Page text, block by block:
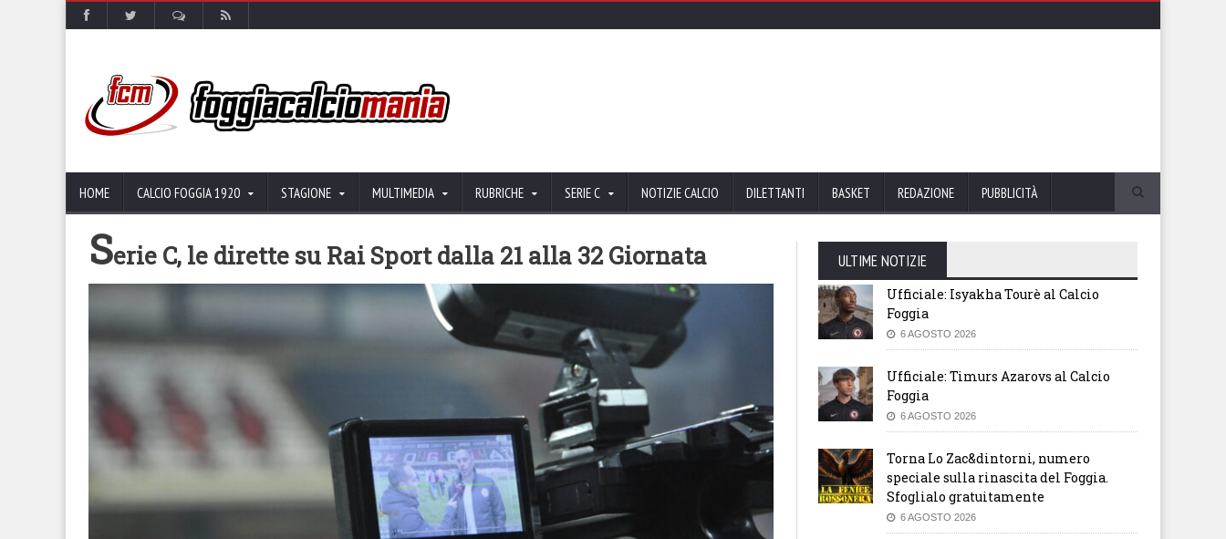
HOME CALCIO FOGGIA 1920 STAGIONE MULTIMEDIA RUBRICHE SERIE C NOTIZIE CALCIO DILETTANTI BASKET REDAZIONE PUBBLICITÀ
Serie C, le dirette su Rai Sport dalla 21 alla 32 Giornata ULTIME NOTIZIE
Ufficiale: Isyakha Tourè al Calcio
Foggia
6 AGOSTO 2026
Ufficiale: Timurs Azarovs al Calcio
Foggia
6 AGOSTO 2026
Torna Lo Zac&dintorni, numero
speciale sulla rinascita del Foggia.
Sfoglialo gratuitamente
6 AGOSTO 2026